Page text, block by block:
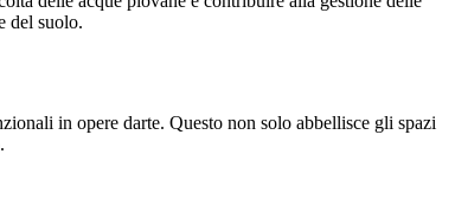
del suolo.
in opere darte. Questo non solo abbellisce gli spazi